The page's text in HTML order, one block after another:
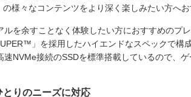
の様々なコンテンツをより深く楽しみたい方へ
ルを余すことなく体験したい方におすすめの
」を採用したハイエンドなスペックで構成
速NVMe接続のSSDを標準搭載しているので、
とりのニーズに対応